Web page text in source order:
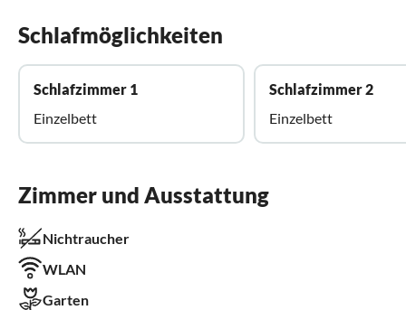
Schlafmöglichkeiten
Schlafzimmer 1
Einzelbett
Schlafzimmer 2
Einzelbett
Zimmer und Ausstattung
Nichtraucher
WLAN
Garten